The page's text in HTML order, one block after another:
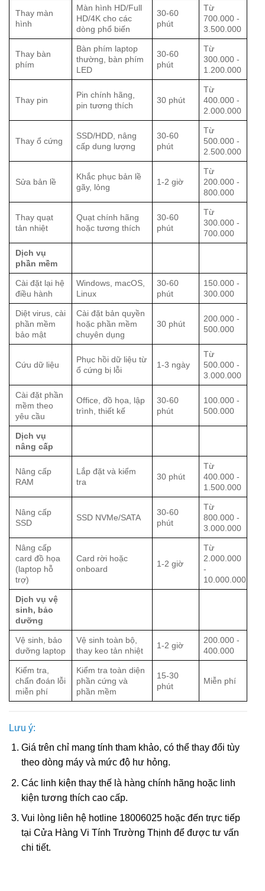
Thay màn
hình
Màn hình HD/Full
HD/4K cho các
dòng phổ biến
30-60
phút
Từ
700.000 -
3.500.000
Thay bàn
phím
Bàn phím laptop
thường, bàn phím
LED
30-60
phút
Từ
300.000 -
1.200.000
Thay pin
Pin chính hãng,
pin tương thích
30 phút
Từ
400.000 -
2.000.000
Thay ổ cứng
SSD/HDD, nâng
cấp dung lượng
30-60
phút
Từ
500.000 -
2.500.000
Sửa bản lề
Khắc phục bản lề
gãy, lỏng
1-2 giờ
Từ
200.000 -
800.000
Thay quạt
tản nhiệt
Quạt chính hãng
hoặc tương thích
30-60
phút
Từ
300.000 -
700.000
Dịch vụ
phần mềm
Cài đặt lại hệ
điều hành
Windows, macOS,
Linux
30-60
phút
150.000 -
300.000
Diệt virus, cài
phần mềm
bảo mật
Cài đặt bản quyền
hoặc phần mềm
chuyên dụng
30 phút
200.000 -
500.000
Cứu dữ liệu
Phục hồi dữ liệu từ
ổ cứng bị lỗi
1-3 ngày
Từ
500.000 -
3.000.000
Cài đặt phần
mềm theo
yêu cầu
Office, đồ họa, lập
trình, thiết kế
30-60
phút
100.000 -
500.000
Dịch vụ
nâng cấp
Nâng cấp
RAM
Lắp đặt và kiểm
tra
30 phút
Từ
400.000 -
1.500.000
Nâng cấp
SSD
SSD NVMe/SATA
30-60
phút
Từ
800.000 -
3.000.000
Nâng cấp
card đồ họa
(laptop hỗ
trợ)
Card rời hoặc
onboard
1-2 giờ
Từ
2.000.000
-
10.000.000
Dịch vụ vệ
sinh, bảo
dưỡng
Vệ sinh, bảo
dưỡng laptop
Vệ sinh toàn bộ,
thay keo tản nhiệt
1-2 giờ
200.000 -
400.000
Kiểm tra,
chẩn đoán lỗi
miễn phí
Kiểm tra toàn diện
phần cứng và
phần mềm
15-30
phút
Miễn phí
Lưu ý:
Giá trên chỉ mang tính tham khảo, có thể thay đổi tùy
theo dòng máy và mức độ hư hỏng.
Các linh kiện thay thế là hàng chính hãng hoặc linh
kiện tương thích cao cấp.
Vui lòng liên hệ hotline 18006025 hoặc đến trực tiếp
tại Cửa Hàng Vi Tính Trường Thịnh để được tư vấn
chi tiết.